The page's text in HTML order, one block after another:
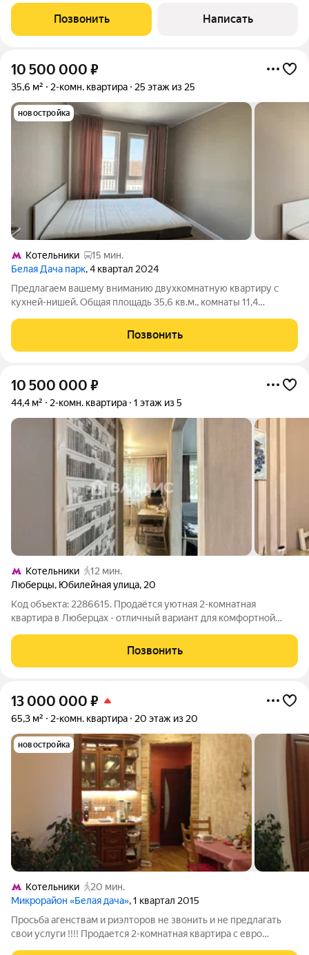
ипотеку любого банка. Предлагаем Вашему вниманию
отличную двухкомнатную квартиру по цене
Позвонить Написать
10 500 000 ₽
35,6 м² 2-комн. квартира 25 этаж из 25
новостройка
Котельники
15 мин.
Белая Дача парк, 4 квартал 2024
Предлагаем вашему вниманию двухкомнатную квартиру с
кухней-нишей. Общая площадь 35,6 кв.м., комнаты 11,4
Квартира в идеальном состоянии («заезжай и живи»), после
получения ключей никто не
Позвонить
10 500 000 ₽
44,4 м² 2-комн. квартира 1 этаж из 5
Котельники
12 мин.
Люберцы, Юбилейная улица, 20
Код объекта: 2286615. Продаётся уютная 2-комнатная
квартира в Люберцах - отличный вариант для комфортной
Предлагаем рассмотреть отличный вариант в городе
Позвонить
13 000 000 ₽
65,3 м² 2-комн. квартира 20 этаж из 20
новостройка
Котельники
20 мин.
Микрорайон «Белая дача», 1 квартал 2015
Просьба агенствам и риэлторов не звонить и не предлагать
свои услуги !!!! Продается 2-комнатная квартира с евро